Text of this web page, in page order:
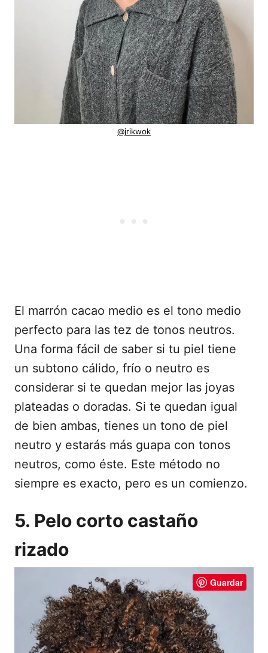
@jrikwok
El marrón cacao medio es el tono medio
perfecto para las tez de tonos neutros.
Una forma fácil de saber si tu piel tiene
un subtono cálido, frío o neutro es
considerar si te quedan mejor las joyas
plateadas o doradas. Si te quedan igual
de bien ambas, tienes un tono de piel
neutro y estarás más guapa con tonos
neutros, como éste. Este método no
siempre es exacto, pero es un comienzo.
5. Pelo corto castaño
rizado
Guardar